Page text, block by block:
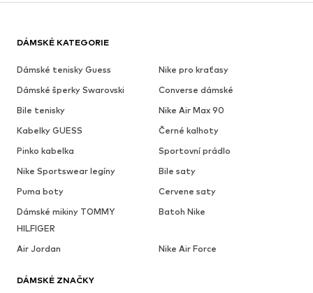
DÁMSKÉ KATEGORIE
Dámské tenisky Guess
Nike pro kraťasy
Dámské šperky Swarovski
Converse dámské
Bile tenisky
Nike Air Max 90
Kabelky GUESS
Černé kalhoty
Pinko kabelka
Sportovní prádlo
Nike Sportswear legíny
Bile saty
Puma boty
Cervene saty
Dámské mikiny TOMMY
HILFIGER
Batoh Nike
Air Jordan Nike Air Force
DÁMSKÉ ZNAČKY